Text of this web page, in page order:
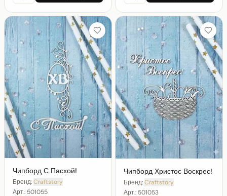
Чипборд С Пасхой!
Бренд:Craftstory
Арт.: 501055
Чипборд Христос Воскрес!
Бренд:Craftstory
Арт.: 501053